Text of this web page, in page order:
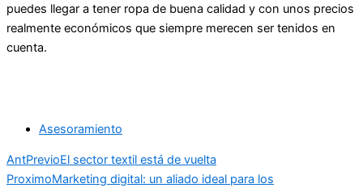
puedes llegar a tener ropa de buena calidad y con unos precios
realmente económicos que siempre merecen ser tenidos en
cuenta.
Asesoramiento
AntPrevioEl sector textil está de vuelta
ProximoMarketing digital: un aliado ideal para los